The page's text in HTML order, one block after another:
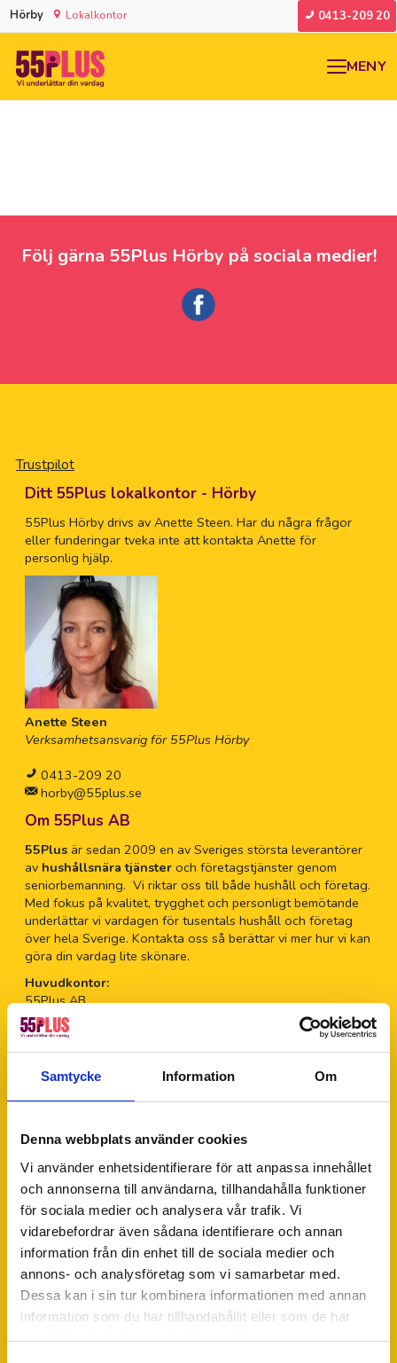
Samtycke Information Om
Denna webbplats använder cookies
Vi använder enhetsidentifierare för att anpassa innehållet
och annonserna till användarna, tillhandahålla funktioner
för sociala medier och analysera vår trafik. Vi
vidarebefordrar även sådana identifierare och annan
information från din enhet till de sociala medier och
annons- och analysföretag som vi samarbetar med.
Dessa kan i sin tur kombinera informationen med annan
information som du har tillhandahållit eller som de har
samlat in när du har använt deras tjänster.
Hörby Lokalkontor 0413-209 20
MENY
Följ gärna 55Plus Hörby på sociala medier!
Trustpilot
Ditt 55Plus lokalkontor - Hörby
55Plus Hörby drivs av Anette Steen. Har du några frågor
eller funderingar tveka inte att kontakta Anette för
personlig hjälp.
Anette Steen
Verksamhetsansvarig för 55Plus Hörby
0413-209 20
horby@55plus.se
Om 55Plus AB
55Plusär sedan 2009 en av Sveriges största leverantörer
av hushållsnära tjänsteroch företagstjänster genom
seniorbemanning. Vi riktar oss till både hushåll och företag.
Med fokus på kvalitet, trygghet och personligt bemötande
underlättar vi vardagen för tusentals hushåll och företag
över hela Sverige. Kontakta oss så berättar vi mer hur vi kan
göra din vardag lite skönare.
Huvudkontor:
55Plus AB
Muskötgatan 19
254 66 Helsingborg
E-post: info@55plus.se
Org.nr:556727-4690
Våra lokala tjänster
Privata tjänster
Städning
Hemstädning
Storstädning
Flyttstädning
Fönsterputsning